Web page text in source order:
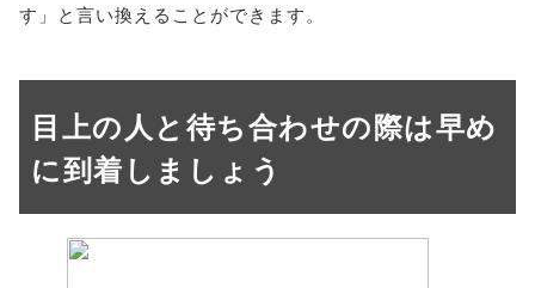
す」と言い換えることができます。
目上の人と待ち合わせの際は早め
に到着しましょう